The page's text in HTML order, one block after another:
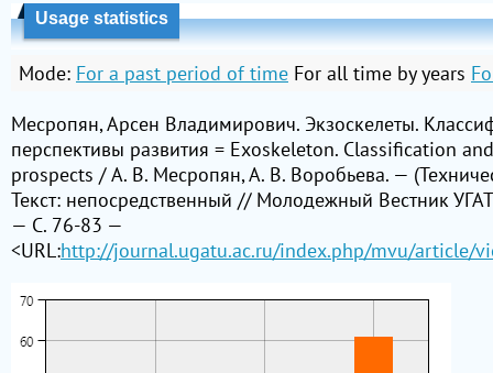
Usage statistics
Mode: For a past period of time For all time by years
Месропян, Арсен Владимирович. Экзоскелеты.
перспективы развития = Exoskeleton. Classification
prospects / А. В. Месропян, А. В. Воробьева. —
Текст: непосредственный // Молодежный Вестник
— С. 76-83 —
<URL:http://journal.ugatu.ac.ru/index.php/mvu/article/